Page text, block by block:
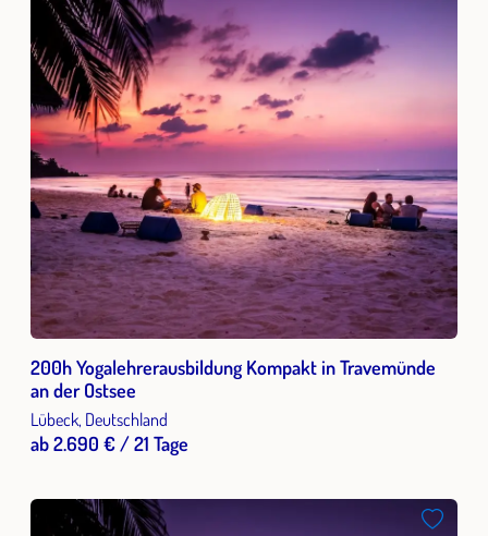
200h Yogalehrerausbildung Kompakt in Travemünde
an der Ostsee
Lübeck, Deutschland
ab 2.690 € / 21 Tage